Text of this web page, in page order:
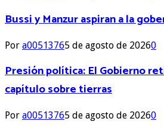
Bussi y Manzur aspiran a la
Por a00513765 de agosto de 20260
Presión política: El Gobierno
capítulo sobre tierras
Por a00513765 de agosto de 20260